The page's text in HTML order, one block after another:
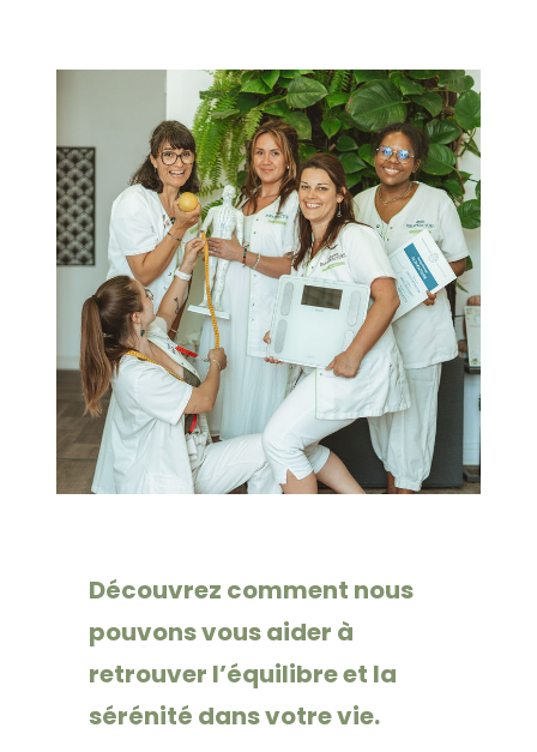
Découvrez comment nous
pouvons vous aider à
retrouver l’équilibre et la
sérénité dans votre vie.